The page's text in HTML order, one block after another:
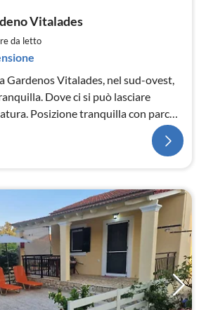
Vitalades
da letto
Gardenos Vitalades, nel sud-ovest,
Dove ci si può lasciare
Posizione tranquilla con parco